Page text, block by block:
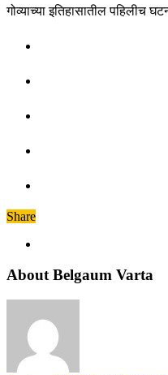
गोव्याच्या इतिहासातील पहिलीच
Share
About Belgaum Varta